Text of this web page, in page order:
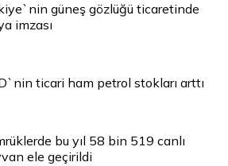
güneş gözlüğü ticaretinde
imzası
ticari ham petrol stokları arttı
bu yıl 58 bin 519 canlı
ele geçirildi